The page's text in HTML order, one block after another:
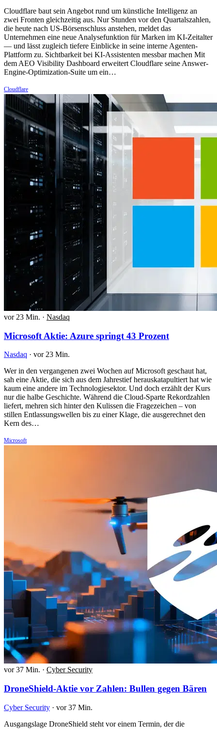
Cloudflare baut sein Angebot rund um künstliche Intelligenz an
zwei Fronten gleichzeitig aus. Nur Stunden vor den Quartalszahlen,
die heute nach US-Börsenschluss anstehen, meldet das
Unternehmen eine neue Analysefunktion für Marken im KI-Zeitalter
— und lässt zugleich tiefere Einblicke in seine interne Agenten-
Plattform zu. Sichtbarkeit bei KI-Assistenten messbar machen Mit
dem AEO Visibility Dashboard erweitert Cloudflare seine Answer-
Engine-Optimization-Suite um ein…
Cloudflare
vor 23 Min. · Nasdaq
Microsoft Aktie: Azure springt 43 Prozent
Nasdaq · vor 23 Min.
Wer in den vergangenen zwei Wochen auf Microsoft geschaut hat,
sah eine Aktie, die sich aus dem Jahrestief herauskatapultiert hat wie
kaum eine andere im Technologiesektor. Und doch erzählt der Kurs
nur die halbe Geschichte. Während die Cloud-Sparte Rekordzahlen
liefert, mehren sich hinter den Kulissen die Fragezeichen – von
stillen Entlassungswellen bis zu einer Klage, die ausgerechnet den
Kern des…
Microsoft
vor 37 Min. · Cyber Security
DroneShield-Aktie vor Zahlen: Bullen gegen Bären
Cyber Security · vor 37 Min.
Ausgangslage DroneShield steht vor einem Termin, der die